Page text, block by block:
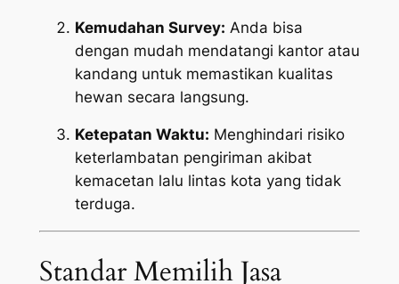
Kemudahan Survey: Anda bisa
dengan mudah mendatangi kantor atau
kandang untuk memastikan kualitas
hewan secara langsung.
Ketepatan Waktu: Menghindari risiko
keterlambatan pengiriman akibat
kemacetan lalu lintas kota yang tidak
terduga.
Standar Memilih Jasa